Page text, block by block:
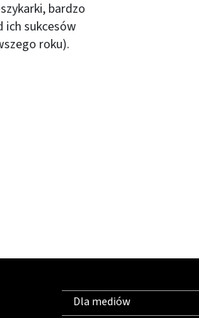
bardzo
ich sukcesów
roku).
Dla mediów